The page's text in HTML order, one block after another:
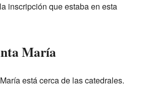
inscripción que estaba en esta
María
está cerca de las catedrales.